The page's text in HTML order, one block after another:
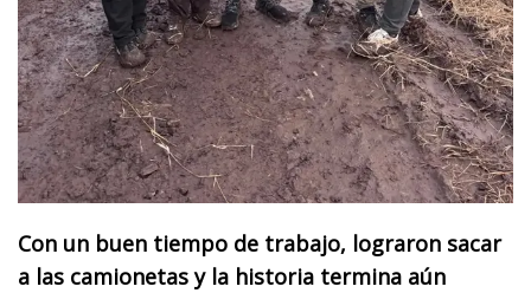
Con un buen tiempo de trabajo, lograron sacar
a las camionetas y la historia termina aún